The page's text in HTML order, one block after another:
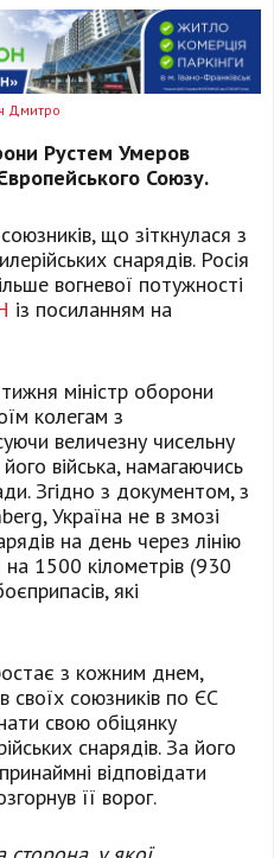
Дмитро
Рустем Умеров
Союзу.
що зіткнулася з
снарядів. Росія
вогневої потужності
із посиланням на
міністр оборони
колегам з
величезну чисельну
війська, намагаючись
Згідно з документом, з
Україна не в змозі
на день через лінію
1500 кілометрів (930
які
з кожним днем,
своїх союзників по ЄС
свою обіцянку
снарядів. За його
відповідати
її ворог.